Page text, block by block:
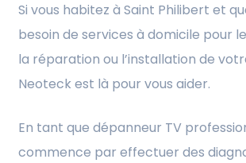
Si vous habitez à Saint Philibert et
besoin de services à domicile pour
la réparation ou l’installation de
Neoteck est là pour vous aider.
En tant que dépanneur TV
commence par effectuer des